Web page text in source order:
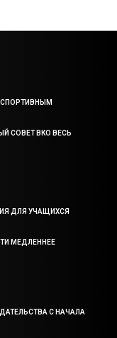
СПОРТИВНЫМ
СОВЕТ ВКО ВЕСЬ
ДЛЯ УЧАЩИХСЯ
МЕДЛЕННЕЕ
С НАЧАЛА